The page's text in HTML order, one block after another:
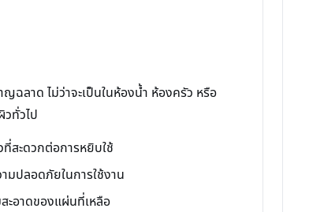
ฉลาด ไม่ว่าจะเป็นในห้องน้ำ ห้องครัว หรือ
ทั่วไป
สะดวกต่อการหยิบใช้
มปลอดภัยในการใช้งาน
ะอาดของแผ่นที่เหลือ